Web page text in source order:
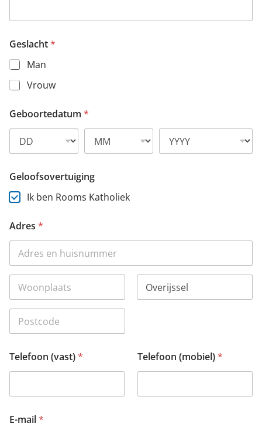
Geslacht*
Man
Vrouw
Geboortedatum *
Geloofsovertuiging
Ik ben Rooms Katholiek
Adres *
Telefoon (vast)* Telefoon (mobiel)*
E-mail*